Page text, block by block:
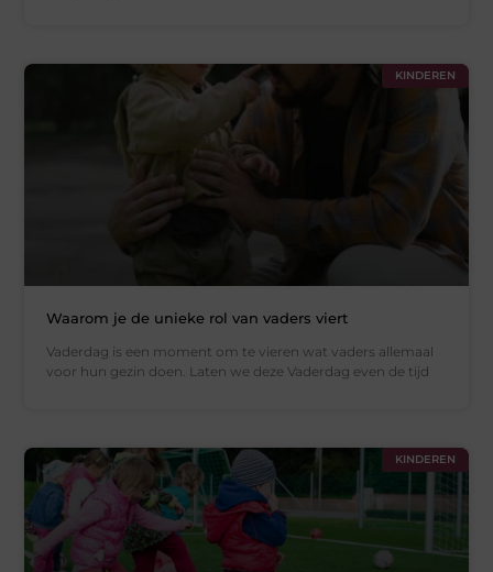
KINDEREN
Waarom je de unieke rol van vaders viert
Vaderdag is een moment om te vieren wat vaders allemaal
voor hun gezin doen. Laten we deze Vaderdag even de tijd
KINDEREN